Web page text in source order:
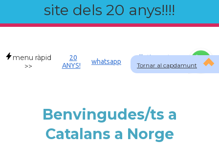
site dels 20 anys!!!!
Tornar al capdamunt
menu ràpid
>>
20
ANYS!
whatsapp
Allotjament a
NOR
Benvingudes/ts a
Catalans a Norge